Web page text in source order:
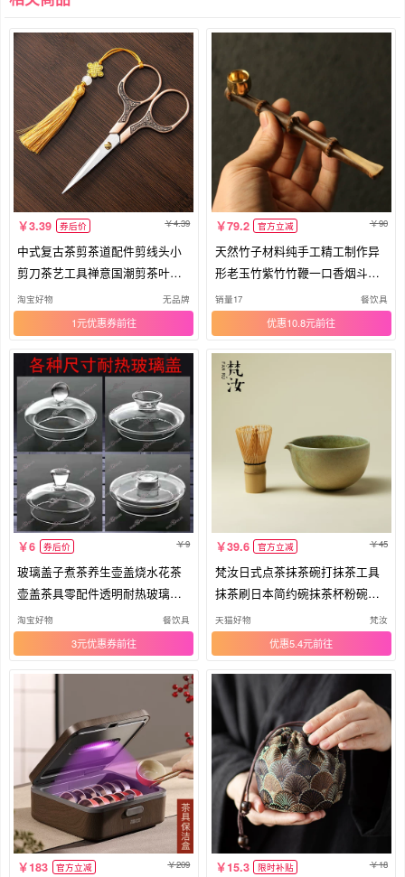
3.39 券后价 4.39
中式复古茶剪茶道配件剪线头小
剪刀茶艺工具禅意国潮剪茶叶袋
剪刀
淘宝好物 无品牌
1元优惠券
79.2 官方立减 90
天然竹子材料纯手工精工制作异
形老玉竹紫竹竹鞭一口香烟斗烟
袋锅
销量17 餐饮具
优惠10.8元
6 券后价 9
玻璃盖子煮茶养生壶盖烧水花茶
壶盖茶具零配件透明耐热玻璃杯
盖子
淘宝好物 餐饮具
3元优惠券
39.6 官方立减 45
梵汝日式点茶抹茶碗打抹茶工具
抹茶刷日本简约碗抹茶杯粉碗搅
拌器
天猫好物 梵汝
优惠5.4元
183 官方立减 209 15.3 限时补贴 18